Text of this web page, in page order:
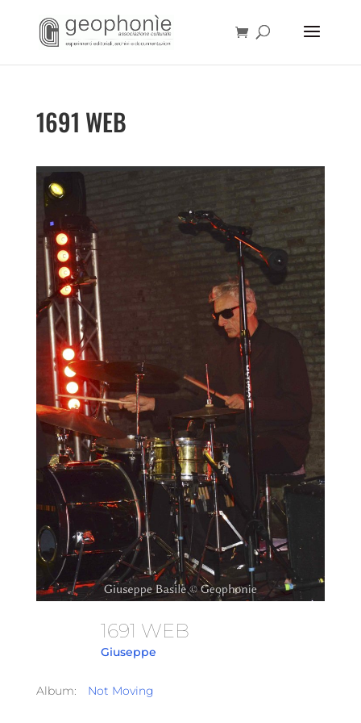
1691 WEB
1691 WEB
Giuseppe
Album: Not Moving